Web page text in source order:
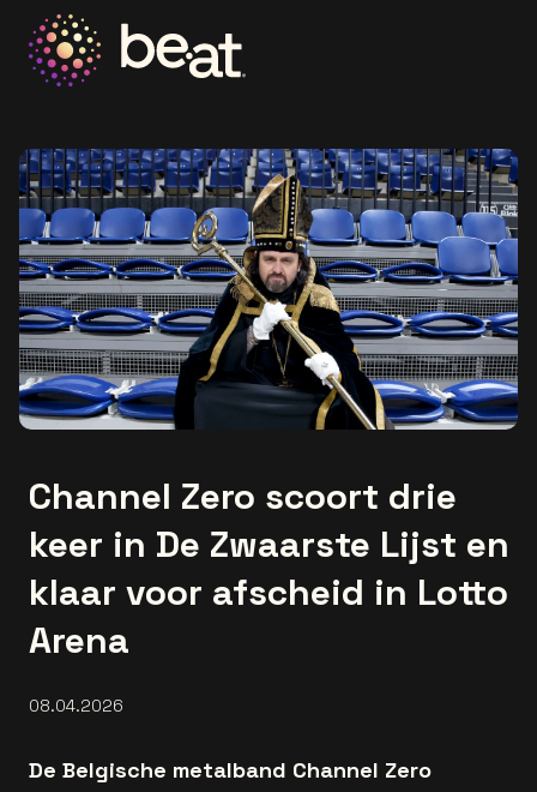
Channel Zero scoort drie
keer in De Zwaarste Lijst en
klaar voor afscheid in Lotto
Arena
08.04.2026
De Belgische metalband Channel Zero